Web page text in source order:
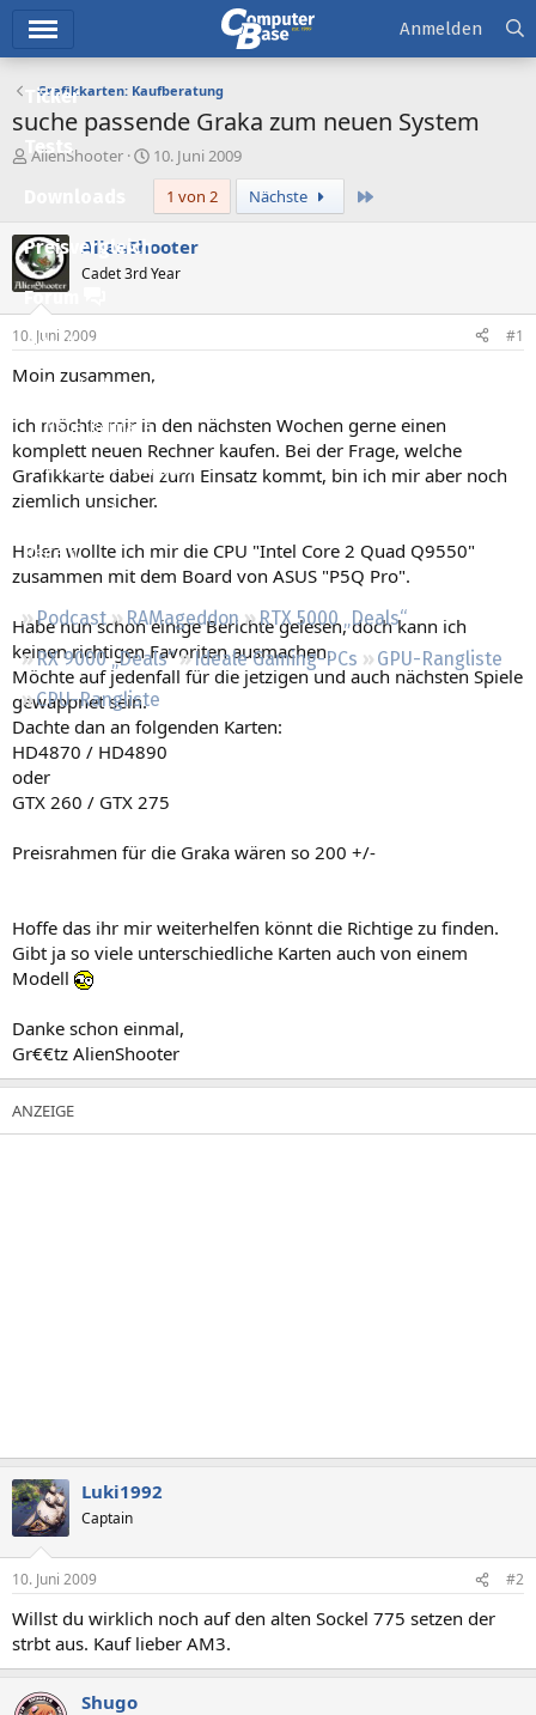
Ticker
Tests
Preisvergleich
Forum
Aktuelles
Empfohlene Inhalte
Neue Beiträge
Neueste Aktivitäten
Leserartikel
Regeln
Podcast RAMageddon
RTX 5000 „Deals“
RX 9000 „Deals“
Ideale Gaming-PCs
GPU-Rangliste
CPU-Rangliste
Anmelden
Grafikkarten: Kaufberatung
suche passende Graka zum neuen System
E
e
l
l
e
AlienShooter
E
r
t
e
l
m
10. Juni 2009
1 von 2
Nächste
AlienShooter
Cadet 3rd Year
10. Juni 2009 #1
Moin zusammen,
ich möchte mir in den nächsten Wochen gerne einen
komplett neuen Rechner kaufen. Bei der Frage, welche
Grafikkarte dabei zum Einsatz kommt, bin ich mir aber noch
ziemlich unsicher.
Holen wollte ich mir die CPU "Intel Core 2 Quad Q9550"
zusammen mit dem Board von ASUS "P5Q Pro".
Habe nun schon einige Berichte gelesen, doch kann ich
keinen richtigen Favoriten ausmachen.
Möchte auf jedenfall für die jetzigen und auch nächsten Spiele
gewappnet sein.
Dachte dan an folgenden Karten:
HD4870 / HD4890
oder
GTX 260 / GTX 275
Preisrahmen für die Graka wären so 200 +/-
Hoffe das ihr mir weiterhelfen könnt die Richtige zu finden.
Gibt ja so viele unterschiedliche Karten auch von einem
Modell
Danke schon einmal,
Gr€€tz AlienShooter
Luki1992
Captain
10. Juni 2009 #2
Willst du wirklich noch auf den alten Sockel 775 setzen der
strbt aus. Kauf lieber AM3.
Shugo